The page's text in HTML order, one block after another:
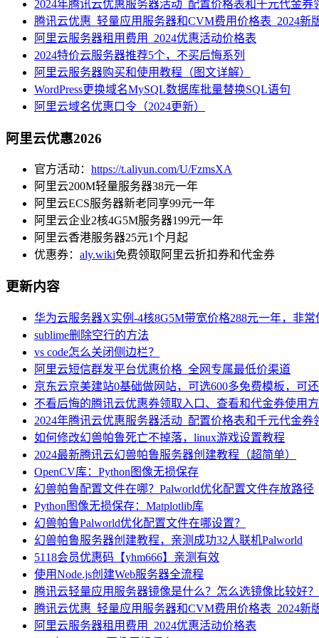
2024年腾讯云优惠服务器活动_配置价格表和千元代金券
腾讯云优惠_轻量应用服务器和CVM费用价格表_2024新
阿里云服务器租用费用_2024优惠活动价格表
2024特价云服务器推荐5个，不买后悔系列
阿里云服务器购买和使用教程（图文详解）
WordPress更换域名MySQL数据库批量替换SQL语句
阿里云域名优惠口令（2024更新）
阿里云优惠2026
官方活动： https://t.aliyun.com/U/FzmsXA
阿里云200M轻量服务器38元一年
阿里云ECS服务器新老同享99元一年
阿里云企业2核4G5M服务器199元一年
阿里云香港服务器25元1个月起
优惠券： aly.wiki免费领取阿里云折扣券和代金券
更新内容
华为云服务器X实例-4核8G5M带宽价格288元一年，非常
sublime删除空行的方法
vs code怎么关闭侧边栏？
阿里云短信群发平台优惠价格_全网专属最低价渠道
京东云京美建站0基础做网站，可选600多免费模板，可还
不看后悔的腾讯云优惠券领取入口、查看和代金券使用
2024年腾讯云优惠服务器活动_配置价格表和千元代金券
如何修改幻兽帕鲁死亡不掉落，linux游戏设置教程
2024最新腾讯云幻兽帕鲁服务器创建教程（超简单）
OpenCV库：Python图像无损保存
幻兽帕鲁配置文件在哪？Palworld优化配置文件存放路径
Python图像无损保存：Matplotlib库
幻兽帕鲁Palworld优化配置文件在哪设置？
幻兽帕鲁服务器创建教程，亲测成功32人联机Palworld
5118会员优惠码【yhm666】亲测有效
使用Node.js创建Web服务器全流程
腾讯云轻量应用服务器镜像是什么？怎么选镜像比较好？
腾讯云优惠_轻量应用服务器和CVM费用价格表_2024新
阿里云服务器租用费用_2024优惠活动价格表